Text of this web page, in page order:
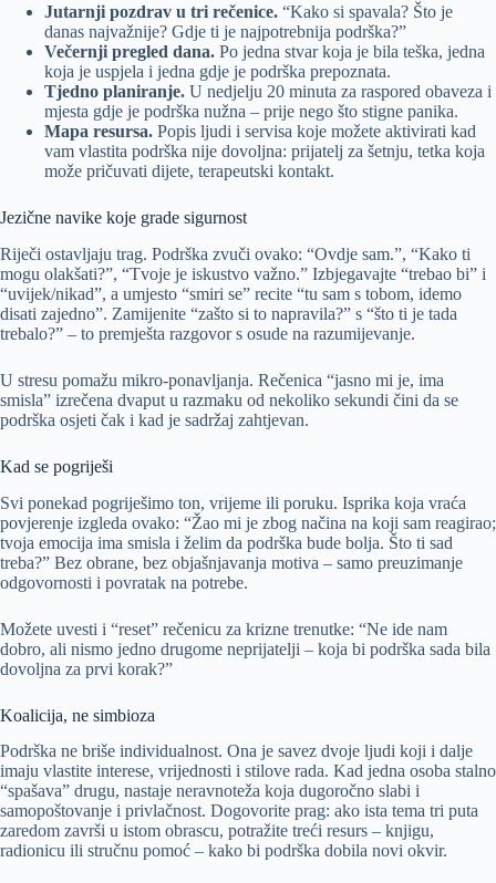
Jutarnji pozdrav u tri rečenice. “Kako si spavala? Što je
danas najvažnije? Gdje ti je najpotrebnija podrška?”
Večernji pregled dana. Po jedna stvar koja je bila teška, jedna
koja je uspjela i jedna gdje je podrška prepoznata.
Tjedno planiranje. U nedjelju 20 minuta za raspored obaveza i
mjesta gdje je podrška nužna – prije nego što stigne panika.
Mapa resursa. Popis ljudi i servisa koje možete aktivirati kad
vam vlastita podrška nije dovoljna: prijatelj za šetnju, tetka koja
može pričuvati dijete, terapeutski kontakt.
Jezične navike koje grade sigurnost
Riječi ostavljaju trag. Podrška zvuči ovako: “Ovdje sam.”, “Kako ti
mogu olakšati?”, “Tvoje je iskustvo važno.” Izbjegavajte “trebao bi” i
“uvijek/nikad”, a umjesto “smiri se” recite “tu sam s tobom, idemo
disati zajedno”. Zamijenite “zašto si to napravila?” s “što ti je tada
trebalo?” – to premješta razgovor s osude na razumijevanje.
U stresu pomažu mikro-ponavljanja. Rečenica “jasno mi je, ima
smisla” izrečena dvaput u razmaku od nekoliko sekundi čini da se
podrška osjeti čak i kad je sadržaj zahtjevan.
Kad se pogriješi
Svi ponekad pogriješimo ton, vrijeme ili poruku. Isprika koja vraća
povjerenje izgleda ovako: “Žao mi je zbog načina na koji sam reagirao;
tvoja emocija ima smisla i želim da podrška bude bolja. Što ti sad
treba?” Bez obrane, bez objašnjavanja motiva – samo preuzimanje
odgovornosti i povratak na potrebe.
Možete uvesti i “reset” rečenicu za krizne trenutke: “Ne ide nam
dobro, ali nismo jedno drugome neprijatelji – koja bi podrška sada bila
dovoljna za prvi korak?”
Koalicija, ne simbioza
Podrška ne briše individualnost. Ona je savez dvoje ljudi koji i dalje
imaju vlastite interese, vrijednosti i stilove rada. Kad jedna osoba stalno
“spašava” drugu, nastaje neravnoteža koja dugoročno slabi i
samopoštovanje i privlačnost. Dogovorite prag: ako ista tema tri puta
zaredom završi u istom obrascu, potražite treći resurs – knjigu,
radionicu ili stručnu pomoć – kako bi podrška dobila novi okvir.